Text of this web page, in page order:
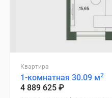
Квартира
1-комнатная 30.09 м2
4 889 625 ₽